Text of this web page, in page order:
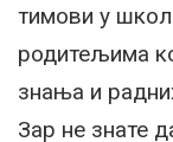
тимови у
родитељима
знања и
Зар не знате